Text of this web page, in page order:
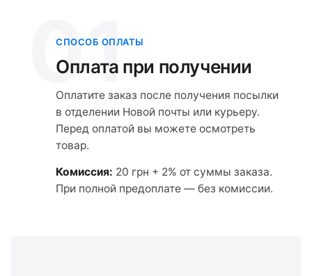
01
СПОСОБ ОПЛАТЫ
Оплата при получении
Оплатите заказ после получения посылки
в отделении Новой почты или курьеру.
Перед оплатой вы можете осмотреть
товар.
Комиссия: 20 грн + 2% от суммы заказа.
При полной предоплате — без комиссии.